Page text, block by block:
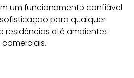
um funcionamento confiável
para qualquer
residências até ambientes
comerciais.